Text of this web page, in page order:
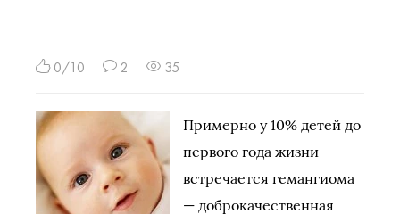
0/10 2 35
Примерно у 10% детей до
первого года жизни
встречается гемангиома
— доброкачественная